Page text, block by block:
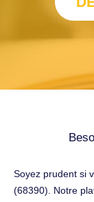
Soyez prudent si
(68390). Notre